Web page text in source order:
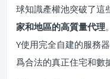
球知識產權池突破了
家和地區的高質量代理
Y使用完全自建的服務
爲合法的真正住宅和數